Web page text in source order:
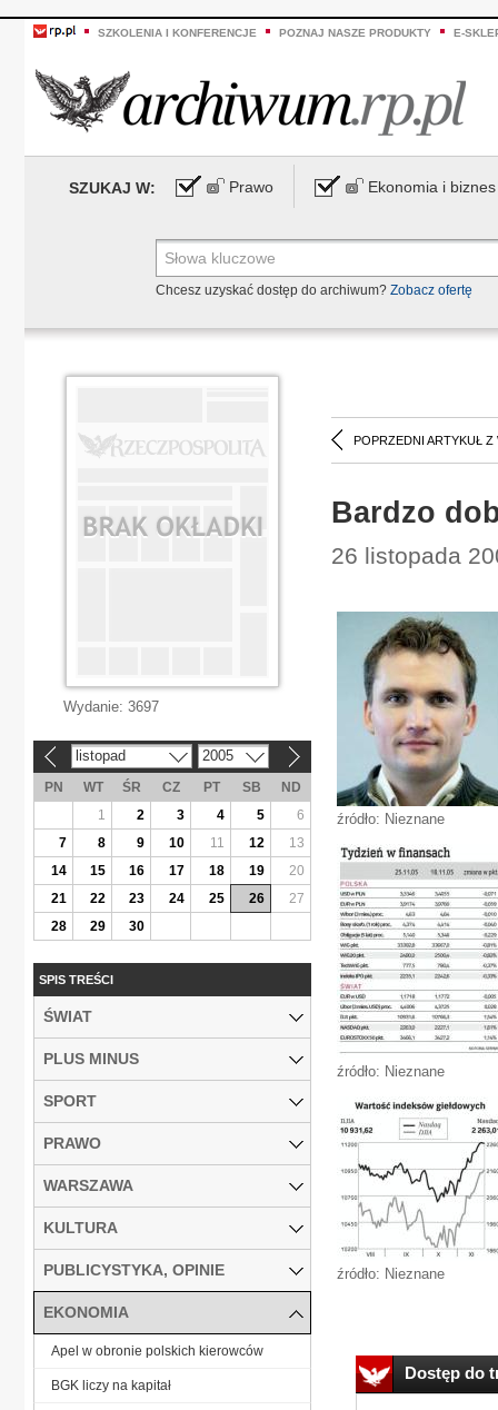
SZKOLENIA I KONFERENCJE POZNAJ NASZE PRODUKTY E-
SZUKAJ W: Prawo Ekonomia i biznes
Chcesz uzyskać dostęp do archiwum? Zobacz ofertę
POPRZEDNI ARTYKUŁ Z
Bardzo
26 listopada
źródło: Nieznane
źródło: Nieznane
źródło: Nieznane
Dostęp do
Wydanie: 3697
listopad 2005
PN WT ŚR CZ PT SB
ND
1
2 3 4 5
6
7
8 9 10 11 12
13
14
15 16 17 18 19
20
21
22 23 24 25 26
27
28
29 30
SPIS TREŚCI
ŚWIAT
PLUS MINUS
SPORT
PRAWO
WARSZAWA
KULTURA
PUBLICYSTYKA, OPINIE
EKONOMIA
Apel w obronie polskich kierowców
BGK liczy na kapitał